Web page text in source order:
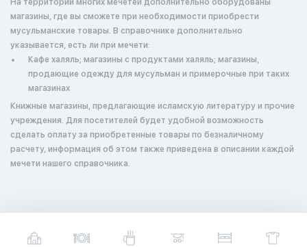
На территории многих мечетей дополнительно оборудованы
магазины, где вы сможете при необходимости приобрести
мусульманские товары. В справочнике дополнительно
указывается, есть ли при мечети:
Кафе халяль; магазины с продуктами халяль; магазины,
продающие одежду для мусульман и примерочные при таких
магазинах
Книжные магазины, предлагающие исламскую литературу и прочие
учреждения. Для посетителей будет удобной возможность
сделать оплату за приобретенные товары по безналичному
расчету, информация об этом также приведена в описании каждой
мечети нашего справочника.